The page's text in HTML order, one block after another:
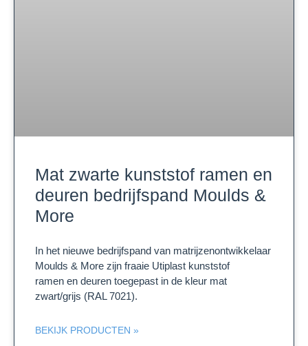
Mat zwarte kunststof ramen en
deuren bedrijfspand Moulds &
More
In het nieuwe bedrijfspand van matrijzenontwikkelaar
Moulds & More zijn fraaie Utiplast kunststof
ramen en deuren toegepast in de kleur mat
zwart/grijs (RAL 7021).
BEKIJK PRODUCTEN »